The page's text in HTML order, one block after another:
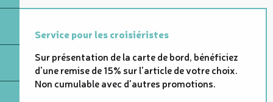
Service pour les croisiéristes
Sur présentation de la carte de bord, bénéficiez
d'une remise de 15% sur l'article de votre choix.
Non cumulable avec d'autres promotions.